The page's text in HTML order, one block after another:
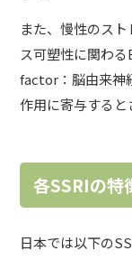
また、慢性のス
ス可塑性に関わ
factor：脳由来神
作用に寄与すると
各SSRIの特
日本では以下の